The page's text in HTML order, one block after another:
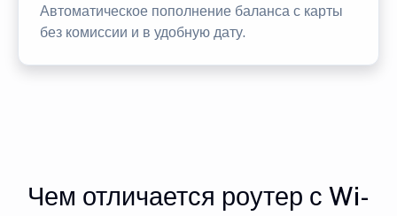
Автоматическое пополнение баланса с карты
без комиссии и в удобную дату.
Чем отличается роутер с Wi-